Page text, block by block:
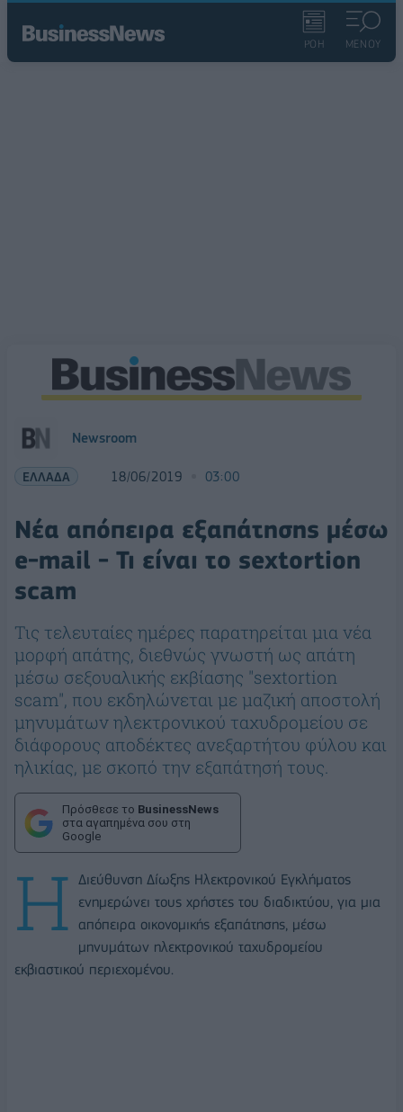
ΡΟΗ ΜΕΝΟΥ
Newsroom
ΕΛΛΑΔΑ 18/06/2019 03:00
Νέα απόπειρα εξαπάτησης μέσω
e-mail - Τι είναι το sextortion
scam
Τις τελευταίες ημέρες παρατηρείται μια νέα
μορφή απάτης, διεθνώς γνωστή ως απάτη
μέσω σεξουαλικής εκβίασης "sextortion
scam", που εκδηλώνεται με μαζική αποστολή
μηνυμάτων ηλεκτρονικού ταχυδρομείου σε
διάφορους αποδέκτες ανεξαρτήτου φύλου και
ηλικίας, με σκοπό την εξαπάτησή τους.
Πρόσθεσε το BusinessNews
στα αγαπημένα σου στη
Google
Η
Διεύθυνση Δίωξης Ηλεκτρονικού Εγκλήματος
ενημερώνει τους χρήστες του διαδικτύου, για μια
απόπειρα οικονομικής εξαπάτησης, μέσω
μηνυμάτων ηλεκτρονικού ταχυδρομείου
εκβιαστικού περιεχομένου.